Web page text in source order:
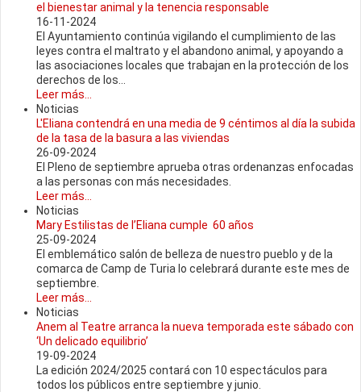
el bienestar animal y la tenencia responsable
16-11-2024
El Ayuntamiento continúa vigilando el cumplimiento de las
leyes contra el maltrato y el abandono animal, y apoyando a
las asociaciones locales que trabajan en la protección de los
derechos de los...
Leer más...
Noticias
L'Eliana contendrá en una media de 9 céntimos al día la subida
de la tasa de la basura a las viviendas
26-09-2024
El Pleno de septiembre aprueba otras ordenanzas enfocadas
a las personas con más necesidades.
Leer más...
Noticias
Mary Estilistas de l’Eliana cumple 60 años
25-09-2024
El emblemático salón de belleza de nuestro pueblo y de la
comarca de Camp de Turia lo celebrará durante este mes de
septiembre.
Leer más...
Noticias
Anem al Teatre arranca la nueva temporada este sábado con
‘Un delicado equilibrio’
19-09-2024
La edición 2024/2025 contará con 10 espectáculos para
todos los públicos entre septiembre y junio.